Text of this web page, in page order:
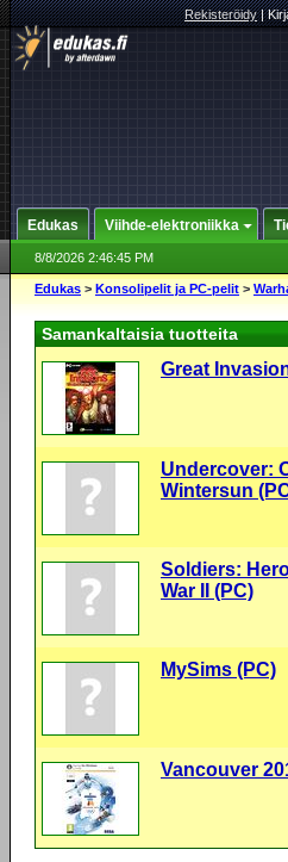
Rekisteröidy|
Edukas Viihde-elektroniikka
8/8/2026 2:46:45 PM
Edukas > Konsolipelit ja PC-pelit >
Samankaltaisia tuotteita
Great
Undercover:
Wintersun
Soldiers:
War II (PC)
MySims (PC)
Vancouver